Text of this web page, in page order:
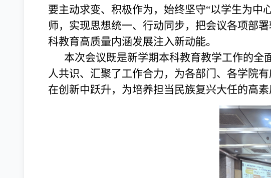
要主动求变、积极作为，始终坚守“以学生为中
师，实现思想统一、行动同步，把会议各项部
科教育高质量内涵发展注入新动能。
本次会议既是新学期本科教育教学工作的
人共识、汇聚了工作合力，为各部门、各学院
在创新中跃升，为培养担当民族复兴大任的高素